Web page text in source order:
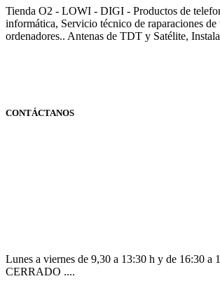
Tienda O2 - LOWI - DIGI - Productos de
informática, Servicio técnico de raparaciones de
ordenadores.. Antenas de TDT y Satélite,
CONTÁCTANOS
Lunes a viernes de 9,30 a 13:30 h y de 16:30 a
CERRADO ....